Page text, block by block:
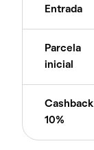
Entrada
Parcela
inicial
Cashback
10%